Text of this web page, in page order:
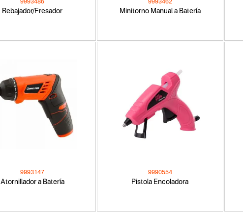
Rebajador/Fresador
9993486
Minitorno Manual a Batería
9993462
Atornillador a Batería
9993147
Pistola Encoladora
9990554